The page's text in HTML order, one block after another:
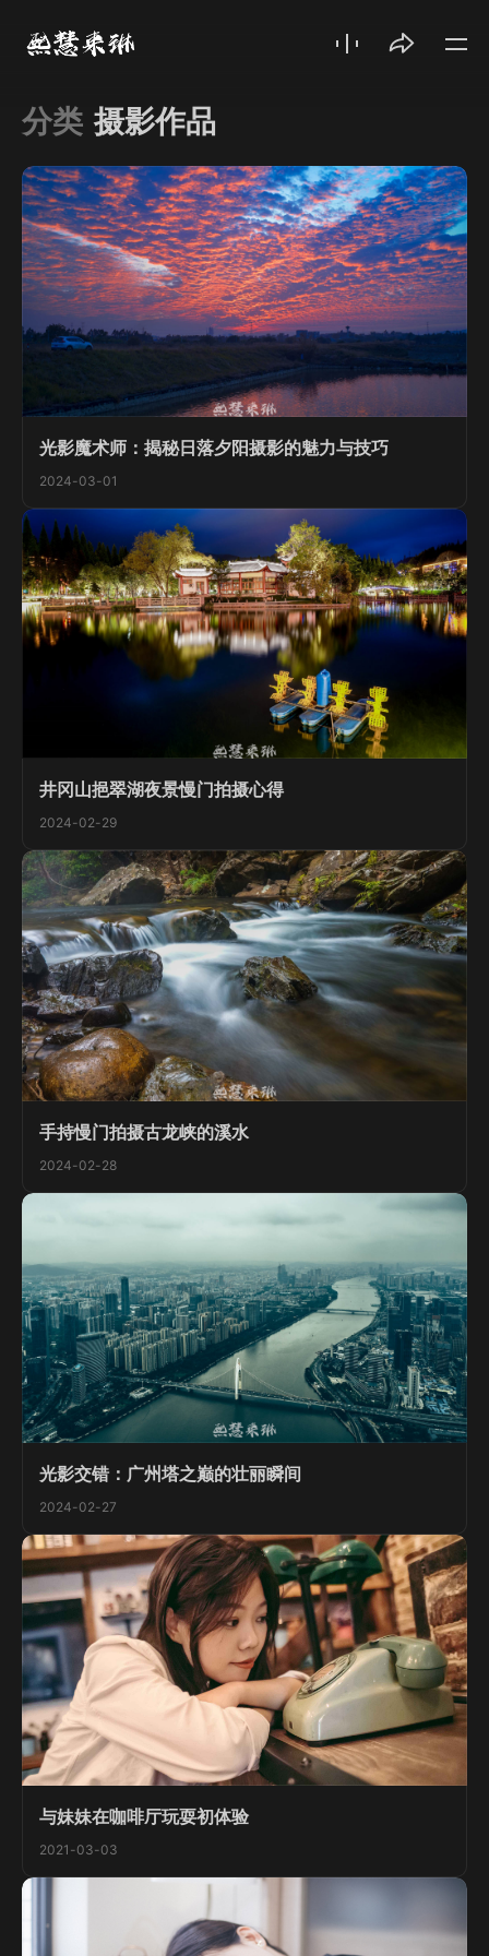
分类 摄影作品
光影魔术师：揭秘日落夕阳摄影的魅力与技巧
2024-03-01
井冈山挹翠湖夜景慢门拍摄心得
2024-02-29
手持慢门拍摄古龙峡的溪水
2024-02-28
光影交错：广州塔之巅的壮丽瞬间
2024-02-27
与妹妹在咖啡厅玩耍初体验
2021-03-03